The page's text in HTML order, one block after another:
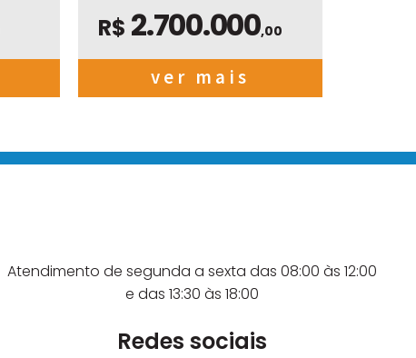
R$ 2.700.000,00
ver mais
Atendimento de segunda a sexta das 08:00 às 12:00
e das 13:30 às 18:00
Redes sociais